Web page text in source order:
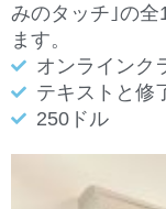
みのタッチ｣の
ます。
オンラインク
テキストと修
250ドル